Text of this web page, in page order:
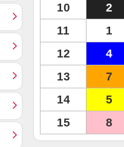
10
2
11
1
12
4
13
7
14
5
15
8